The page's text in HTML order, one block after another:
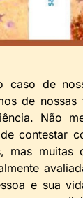
caso de
de
Não
contestar
mas muitas
e sua